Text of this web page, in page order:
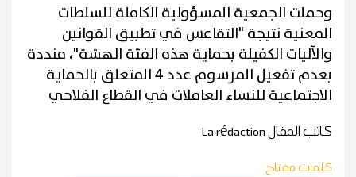
وحملت الجمعية المسؤولية الكاملة للسلطات
المعنية نتيجة "التقاعس في تطبيق القوانين
والآليات الكفيلة بحماية هذه الفئة الهشة"، منددة
بعدم تفعيل المرسوم عدد 4 المتعلق بالحماية
الاجتماعية للنساء العاملات في القطاع الفلاحي
كاتب المقالLa rédaction
كلمات مفتاح